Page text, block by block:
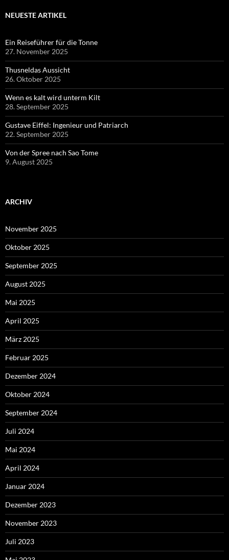
NEUESTE ARTIKEL
Ein Reiseführer für die Tonne
27. November 2025
Thusneldas Aussicht
26. Oktober 2025
Wenn es kalt wird unterm Kilt
28. September 2025
Gustave Eiffel: Ingenieur und Patriarch
22. September 2025
Von der Spree nach Sao Tome
9. August 2025
ARCHIV
November 2025
Oktober 2025
September 2025
August 2025
Mai 2025
April 2025
März 2025
Februar 2025
Dezember 2024
Oktober 2024
September 2024
Juli 2024
Mai 2024
April 2024
Januar 2024
Dezember 2023
November 2023
Juli 2023